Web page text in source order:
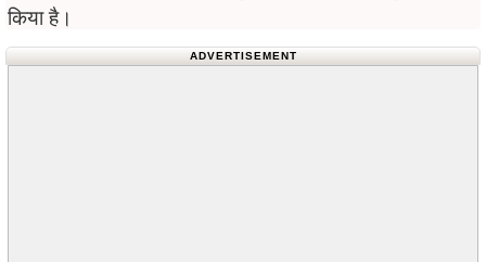
किया है।
ADVERTISEMENT